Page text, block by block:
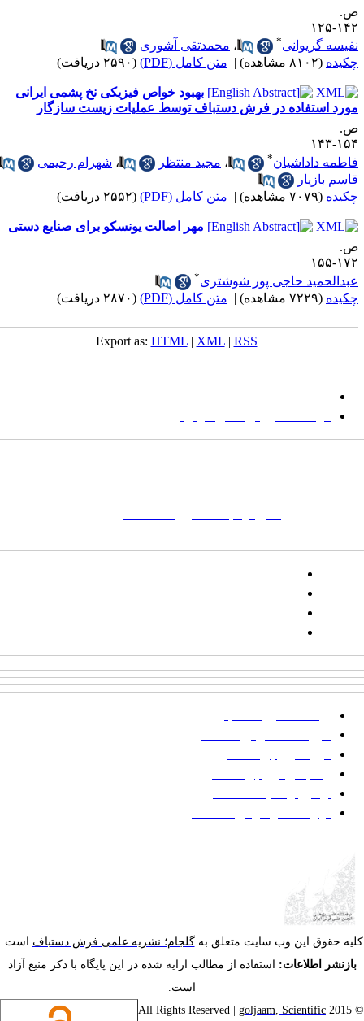
۱۲۵
گریوانی
،محمدتقی آشوری
(۸۱۰۲ مشاهده) | متن کامل (PDF) (۲۵۹۰ دریافت)
بهبود خواص فیزیکی نخ پشمی ایرانی
استفاده در فرش دستباف توسط عملیات زیست سازگار
۱۴۳
داداشیان * ،مجید منتظر ،شهرام رحیمی
،
بازیار
(۷۰۷۹ مشاهده) | متن کامل (PDF) (۲۵۵۲ دریافت)
مهر اصالت یونسکو برای صنایع دستی
۱۵۵
حاجی پور شوشتری
(۷۲۲۹ مشاهده) | متن کامل (PDF) (۲۸۷۰ دریافت)
Export as:HTML |XML|RSS
دانشگاه بیرجند
مؤسسه آموزش عالی فردوس
تلفن:
شماره همراه: ۰۹۳۹۳۸۵۵۵۴۴
پیامک: ۱۰۰۰۹۵۴۶۸۹۲۳۱۵
ایمیل:
پرداخت صورتحساب
شیوه‌نامه نگارش مقالات
فرایند ارزیابی مقاله
زمانبندی ارزیابی مقاله
توضیح وضعیت مقالات
فهرست موضوعی مقاله‌ها
حقوق این وب سایت متعلق بهگلجام؛ نشریه علمی فرش دستبافاست.
اطلاعات:استفاده از مطالب ارایه شده در این پایگاه با ذکر منبع آزاد
است.
©
goljaam, Scientific